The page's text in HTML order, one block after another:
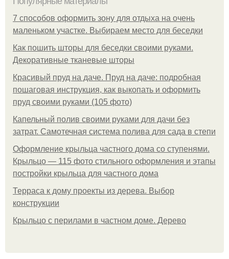
7 способов оформить зону для отдыха на очень
маленьком участке. Выбираем место для беседки
Как пошить шторы для беседки своими руками.
Декоративные тканевые шторы
Красивый пруд на даче. Пруд на даче: подробная
пошаговая инструкция, как выкопать и оформить
пруд своими руками (105 фото)
Капельный полив своими руками для дачи без
затрат. Самотечная система полива для сада в степи
Оформление крыльца частного дома со ступенями.
Крыльцо — 115 фото стильного оформления и этапы
постройки крыльца для частного дома
Терраса к дому проекты из дерева. Выбор
конструкции
Крыльцо с перилами в частном доме. Дерево